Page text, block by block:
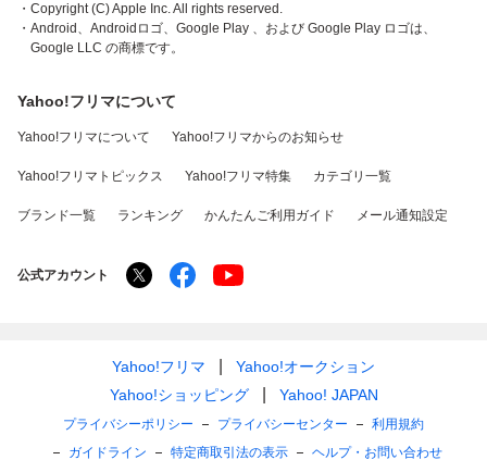
・Copyright (C) Apple Inc. All rights reserved.
・Android、Androidロゴ、Google Play 、および Google Play ロゴは、
Google LLC の商標です。
Yahoo!フリマについて
Yahoo!フリマについて Yahoo!フリマからのお知らせ
Yahoo!フリマトピックス Yahoo!フリマ特集 カテゴリ一覧
ブランド一覧 ランキング かんたんご利用ガイド メール通知設定
公式アカウント
Yahoo!フリマ
Yahoo!オークション
Yahoo!ショッピング
Yahoo! JAPAN
プライバシーポリシー プライバシーセンター
利用規約
ガイドライン
特定商取引法の表示 ヘルプ・お問い合わせ